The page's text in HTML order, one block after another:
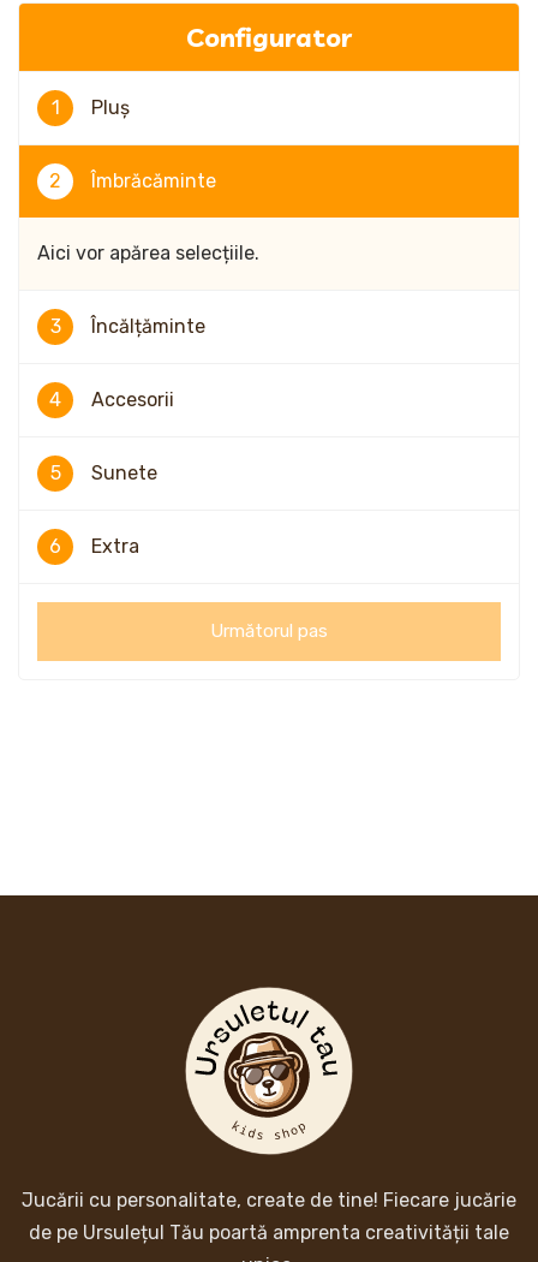
Configurator
1 Pluș
2 Îmbrăcăminte
Aici vor apărea selecțiile.
3 Încălțăminte
4 Accesorii
5 Sunete
6 Extra
Următorul pas
Jucării cu personalitate, create de tine! Fiecare jucărie
de pe Ursulețul Tău poartă amprenta creativității tale